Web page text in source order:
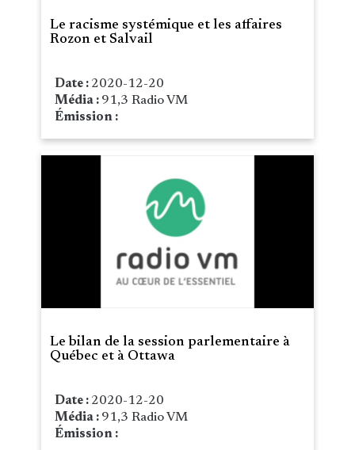
Le racisme systémique et les affaires
Rozon et Salvail
Date : 2020-12-20
Média : 91,3 Radio VM
Émission :
Le bilan de la session parlementaire à
Québec et à Ottawa
Date : 2020-12-20
Média : 91,3 Radio VM
Émission :